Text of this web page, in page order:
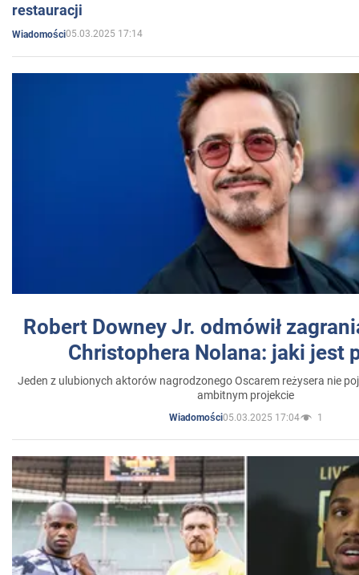
restauracji
Wiadomości05.03.2025 17:14
Robert Downey Jr. odmówił
Christophera Nolana: jaki jest
Jeden z ulubionych aktorów nagrodzonego Oscarem reżysera nie
ambitnym projekcie
Wiadomości05.03.2025 17:04 1